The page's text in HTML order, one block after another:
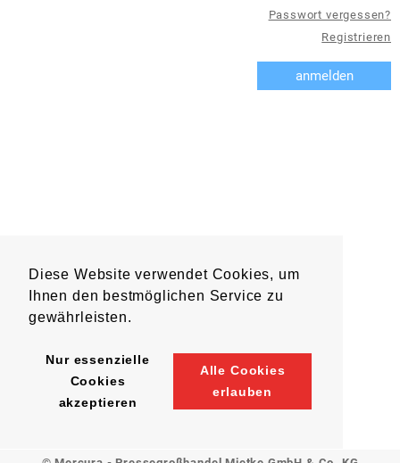
Diese Website verwendet Cookies, um
Ihnen den bestmöglichen Service zu
gewährleisten.
Nur essenzielle
Cookies
akzeptieren
Alle Cookies
erlauben
Passwort vergessen?
Registrieren
anmelden